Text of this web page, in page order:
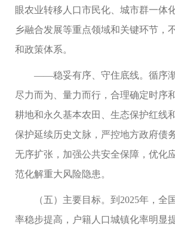
眼农业转移人口市民化、城市群一体
乡融合发展等重点领域和关键环节，
和政策体系。
——稳妥有序、守住底线。循序渐
尽力而为、量力而行，合理确定时序
耕地和永久基本农田、生态保护红线
保护延续历史文脉，严控地方政府债
无序扩张，加强公共安全保障，优化
范化解重大风险隐患。
（五）主要目标。到2025年，全
率稳步提高，户籍人口城镇化率明显